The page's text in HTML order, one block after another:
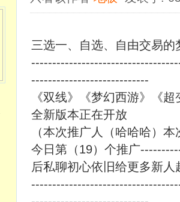
三选一、自选、自由交易
----------------------------
《双线》《梦幻西游》《
全新版本正在开放
（本次推广人（哈哈哈）
今日第（19）个推广
后私聊初心依旧给更多新人